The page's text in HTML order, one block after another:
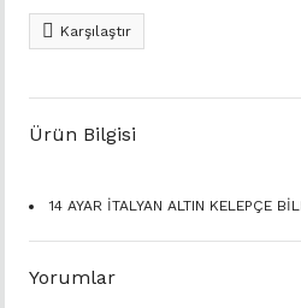
Karşılaştır
Ürün Bilgisi
14 AYAR İTALYAN ALTIN KELEPÇE
Yorumlar